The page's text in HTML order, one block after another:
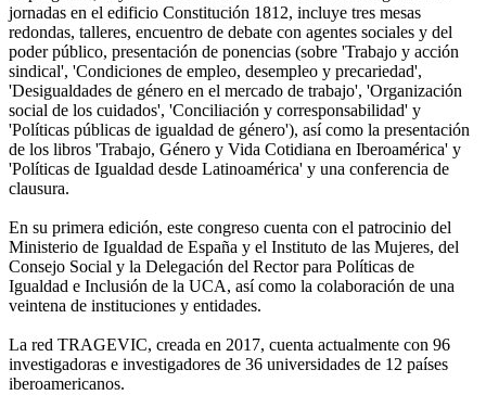
jornadas en el edificio Constitución 1812, incluye tres mesas
redondas, talleres, encuentro de debate con agentes sociales y del
poder público, presentación de ponencias (sobre 'Trabajo y acción
sindical', 'Condiciones de empleo, desempleo y precariedad',
'Desigualdades de género en el mercado de trabajo', 'Organización
social de los cuidados', 'Conciliación y corresponsabilidad' y
'Políticas públicas de igualdad de género'), así como la presentación
de los libros 'Trabajo, Género y Vida Cotidiana en Iberoamérica' y
'Políticas de Igualdad desde Latinoamérica' y una conferencia de
clausura.
En su primera edición, este congreso cuenta con el patrocinio del
Ministerio de Igualdad de España y el Instituto de las Mujeres, del
Consejo Social y la Delegación del Rector para Políticas de
Igualdad e Inclusión de la UCA, así como la colaboración de una
veintena de instituciones y entidades.
La red TRAGEVIC, creada en 2017, cuenta actualmente con 96
investigadoras e investigadores de 36 universidades de 12 países
iberoamericanos.